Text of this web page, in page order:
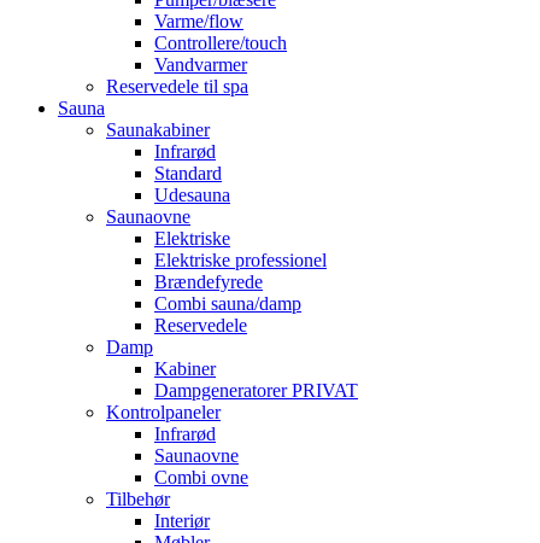
Varme/flow
Controllere/touch
Vandvarmer
Reservedele til spa
Sauna
Saunakabiner
Infrarød
Standard
Udesauna
Saunaovne
Elektriske
Elektriske professionel
Brændefyrede
Combi sauna/damp
Reservedele
Damp
Kabiner
Dampgeneratorer PRIVAT
Kontrolpaneler
Infrarød
Saunaovne
Combi ovne
Tilbehør
Interiør